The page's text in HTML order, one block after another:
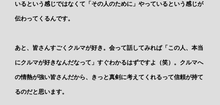
いるという感じではなくて「その人のために」やっているという感じが
伝わってくるんです。
あと、皆さんすごくクルマが好き。会って話してみれば「この人、本当
にクルマが好きなんだなって」すぐわかるはずですよ（笑）。クルマへ
の情熱が強い皆さんだから、きっと真剣に考えてくれるって信頼が持て
るのだと思います。